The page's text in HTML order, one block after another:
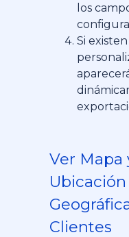
los
Si
Ver Mapa
Ubicación
Clientes